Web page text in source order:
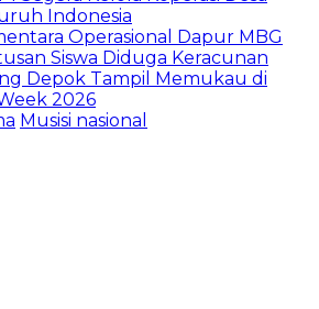
Indonesia
Operasional Dapur MBG
Siswa Diduga Keracunan
Depok Tampil Memukau di
2026
Musisi nasional